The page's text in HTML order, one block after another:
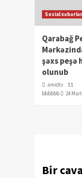
Sosial xəbərlər
Qarabağ
şəxs peşə
olunub
amidtv
11
bbbbbb
24
Bir